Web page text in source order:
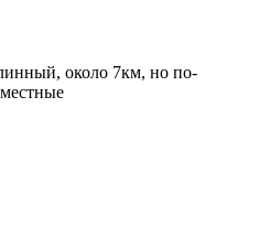
около 7км, но по-